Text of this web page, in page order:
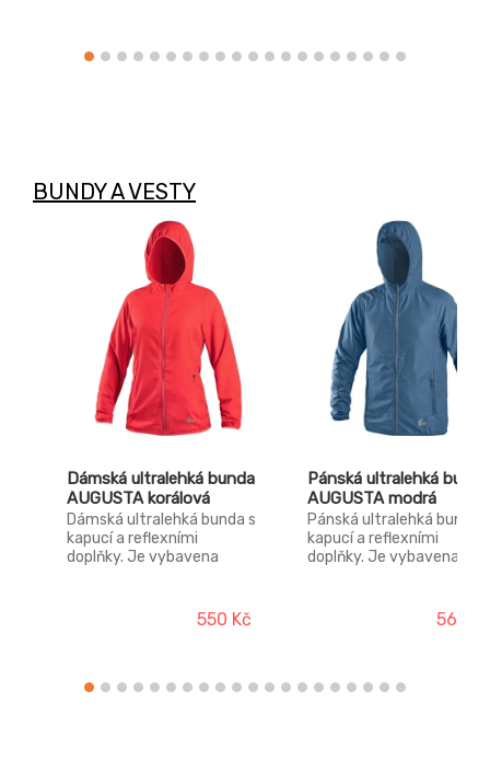
BUNDY A VESTY
Dámská ultralehká bunda
AUGUSTA korálová
Dámská ultralehká bunda s
kapucí a reflexními
doplňky. Je vybavena
zipem, do které je možné
bundu snadno složit. Pas a
je vyrobena z lehkého
550 Kč
Pánská ultralehká bunda
AUGUSTA modrá
Pánská ultralehká bunda s
kapucí a reflexními
doplňky. Je vybavena
zipem, do které je možné
bundu snadno složit. Pas
je vyrobena z lehkého
569